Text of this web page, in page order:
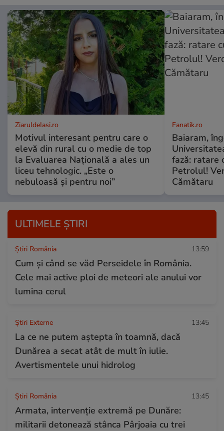
ZiaruldeIasi.ro
Motivul interesant pentru care o
elevă din rural cu o medie de top
la Evaluarea Națională a ales un
liceu tehnologic. „Este o
nebuloasă și pentru noi”
Fanatik.ro
Baiaram,
fază: ratare
Petrolul!
Cămătaru
ULTIMELE ȘTIRI
Știri România 13:59
Cum și când se văd Perseidele în România.
Cele mai active ploi de meteori ale anului vor
lumina cerul
Știri Externe 13:45
La ce ne putem aștepta în toamnă, dacă
Dunărea a secat atât de mult în iulie.
Avertismentele unui hidrolog
Știri România 13:45
Armata, intervenție extremă pe Dunăre:
militarii detonează stânca Pârjoaia cu trei